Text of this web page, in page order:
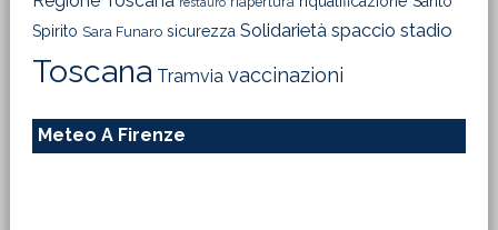
Spirito Sara Funaro sicurezza Solidarietà spaccio stadio
Toscana Tramvia vaccinazioni
Meteo A Firenze